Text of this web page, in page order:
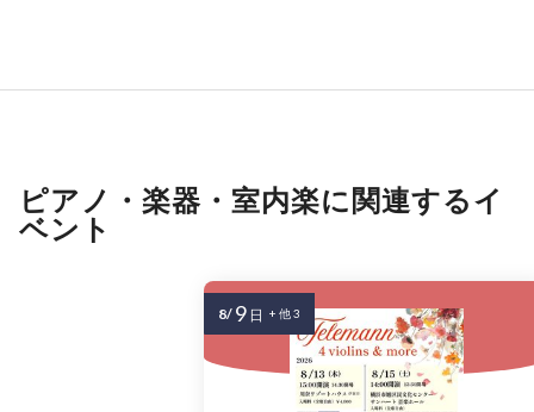
ピアノ・楽器・室内楽に関連するイ
ベント
8/ 9 日 + 他 3